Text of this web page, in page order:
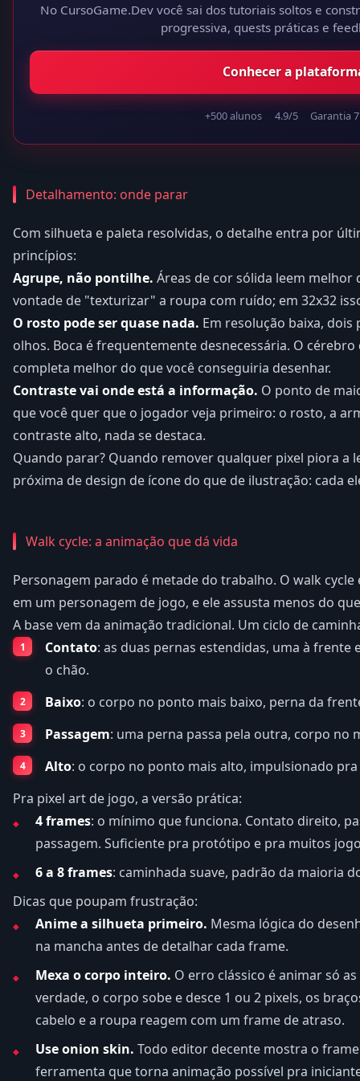
No CursoGame.Dev você sai dos tutoriais soltos e
progressiva, quests práticas e
Conhecer a
+500 alunos 4.9/5 Garantia
Detalhamento: onde parar
Com silhueta e paleta resolvidas, o detalhe entra por
princípios:
Agrupe, não pontilhe. Áreas de cor sólida leem melhor
vontade de "texturizar" a roupa com ruído; em 32x32
O rosto pode ser quase nada. Em resolução baixa,
olhos. Boca é frequentemente desnecessária. O
completa melhor do que você conseguiria desenhar.
Contraste vai onde está a informação. O ponto de
que você quer que o jogador veja primeiro: o rosto, a
contraste alto, nada se destaca.
Quando parar? Quando remover qualquer pixel piora a
próxima de design de ícone do que de ilustração: cada
Walk cycle: a animação que dá vida
Personagem parado é metade do trabalho. O walk
em um personagem de jogo, e ele assusta menos do
A base vem da animação tradicional. Um ciclo de
Contato: as duas pernas estendidas, uma à
o chão.
Baixo: o corpo no ponto mais baixo, perna da
Passagem: uma perna passa pela outra, corpo no
Alto: o corpo no ponto mais alto, impulsionado
Pra pixel art de jogo, a versão prática:
4 frames: o mínimo que funciona. Contato direito,
passagem. Suficiente pra protótipo e pra muitos
6 a 8 frames: caminhada suave, padrão da maioria
Dicas que poupam frustração:
Anime a silhueta primeiro. Mesma lógica do
na mancha antes de detalhar cada frame.
Mexa o corpo inteiro. O erro clássico é animar só
verdade, o corpo sobe e desce 1 ou 2 pixels, os
cabelo e a roupa reagem com um frame de atraso.
Use onion skin. Todo editor decente mostra o
ferramenta que torna animação possível pra